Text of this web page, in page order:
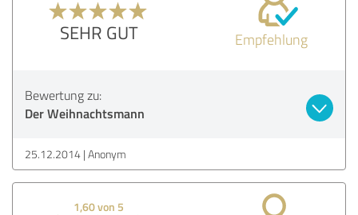
SEHR GUT Empfehlung
Bewertung zu:
Der Weihnachtsmann
25.12.2014 Anonym
1,60 von 5